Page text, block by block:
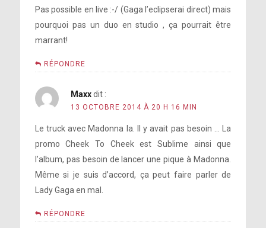
Pas possible en live :-/ (Gaga l’eclipserai direct) mais
pourquoi pas un duo en studio , ça pourrait être
marrant!
RÉPONDRE
Maxx dit :
13 OCTOBRE 2014 À 20 H 16 MIN
Le truck avec Madonna la. Il y avait pas besoin … La
promo Cheek To Cheek est Sublime ainsi que
l’album, pas besoin de lancer une pique à Madonna.
Même si je suis d’accord, ça peut faire parler de
Lady Gaga en mal.
RÉPONDRE